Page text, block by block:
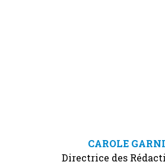
CAROLE
Directrice des